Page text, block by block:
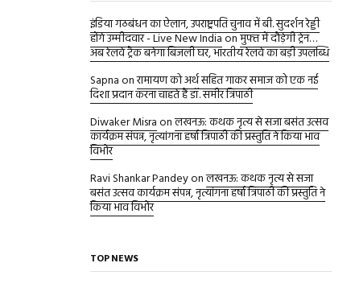
इंडिया गठबंधन का ऐलान, उपराष्ट्रपति चुनाव में बी. सुदर्शन रेड्डी
होंगे उम्मीदवार - Live New Indiaonमुफ्त में दौड़ेगी ट्रेन…
अब रेलवे ट्रैक बनेगा बिजली घर, भारतीय रेलवे का बड़ी उपलब्धि
Sapnaonरामायण को अर्थ सहित गाकर समाज को एक नई
दिशा प्रदान करना चाहते हैं डॉ. समीर त्रिपाठी
Diwaker Misraonलखनऊ: कथक नृत्य से सजा बसंत उत्सव
कार्यक्रम संपन्न, नृत्यांगना हर्षा त्रिपाठी की प्रस्तुति ने किया भाव
विभोर
Ravi Shankar Pandeyonलखनऊ: कथक नृत्य से सजा
बसंत उत्सव कार्यक्रम संपन्न, नृत्यांगना हर्षा त्रिपाठी की प्रस्तुति ने
किया भाव विभोर
TOP NEWS